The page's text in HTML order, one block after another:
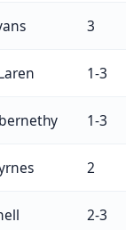
3
1-3
1-3
2
2-3